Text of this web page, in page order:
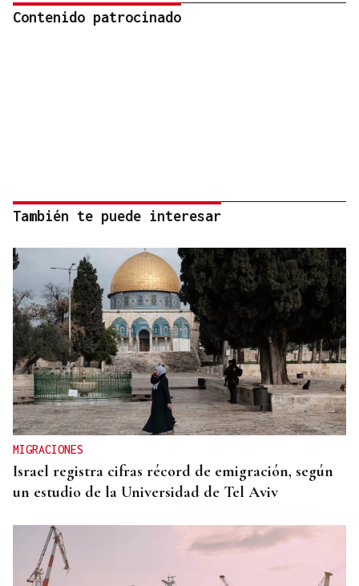
Contenido patrocinado
También te puede interesar
MIGRACIONES
Israel registra cifras récord de emigración, según
un estudio de la Universidad de Tel Aviv